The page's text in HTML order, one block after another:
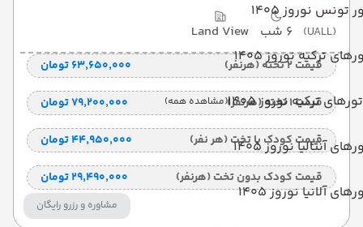
تونس نوروز 1405
ترکیه نوروز 1405
تورهای ترکیه نوروز 1405 (مشاهده همه)
آنتالیا نوروز 1405
آلانیا نوروز 1405
(UALL) 6 شب Land View
قیمت 2 تخته (هرنفر) ۶۳٬۶۵۰٬۰۰۰ تومان
قیمت 1 تخته (هرنفر) ۷۹٬۲۰۰٬۰۰۰ تومان
قیمت کودک با تخت (هر نفر) ۴۴٬۹۵۰٬۰۰۰ تومان
قیمت کودک بدون تخت (هرنفر) ۲۹٬۴۹۰٬۰۰۰ تومان
مشاوره و رزرو رایگان